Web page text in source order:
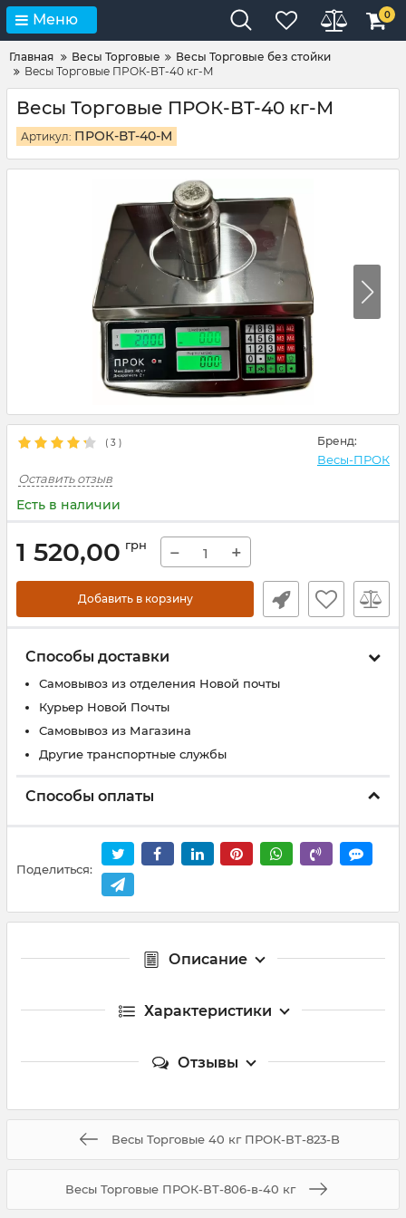
Меню 0
Главная Весы Торговые
Весы Торговые без стойки
Весы Торговые ПРОК-ВТ-40 кг-М
Весы Торговые ПРОК-ВТ-40 кг-М
Артикул: ПРОК-ВТ-40-М
( 3 ) Бренд:
Весы-ПРОК
Оставить отзыв
Есть в наличии
1 520,00 грн − +
Добавить в корзину
Способы доставки
Самовывоз из отделения Новой почты
Курьер Новой Почты
Самовывоз из Магазина
Другие транспортные службы
Способы оплаты
Поделиться:
Описание
Характеристики
Отзывы
Весы Торговые 40 кг ПРОК-ВТ-823-B
Весы Торговые ПРОК-ВТ-806-в-40 кг